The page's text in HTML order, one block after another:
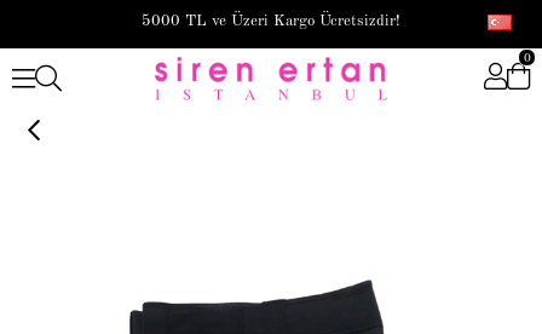
5000 TL ve Üzeri Kargo Ücretsizdir!
0